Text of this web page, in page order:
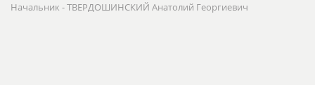
Начальник - ТВЕРДОШИНСКИЙ Анатолий Георгиевич